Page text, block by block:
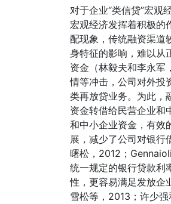
对于企业“类信贷”宏观
宏观经济发挥着积极的
配现象，传统融资渠道
身特征的影响，难以从
资金（林毅夫和李永军
情等冲击，公司对外投
类再放贷业务。为此，
资金转借给民营企业和
和中小企业资金，有效
展，减少了公司对银行
曙松，2012；
统一规定的银行贷款利
性，更容易满足发放企
雪松等，2013；许少